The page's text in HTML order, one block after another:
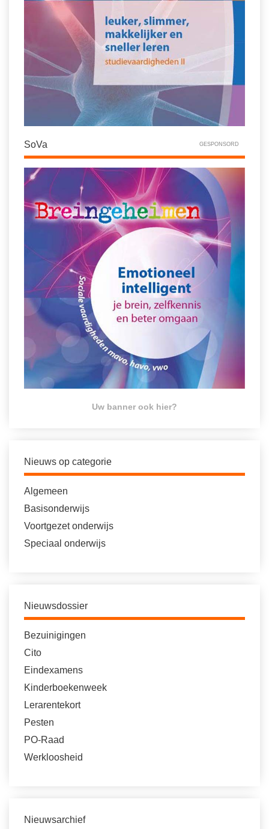
SoVa GESPONSORD
Uw banner ook hier?
Nieuws op categorie
Algemeen
Basisonderwijs
Voortgezet onderwijs
Speciaal onderwijs
Nieuwsdossier
Bezuinigingen
Cito
Eindexamens
Kinderboekenweek
Lerarentekort
Pesten
PO-Raad
Werkloosheid
Nieuwsarchief